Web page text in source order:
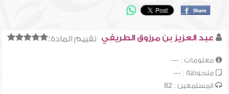
تقييم المادة: عبد العزيز بن مرزوق الطريفي
معلومات : ---
ملحوظة : ---
المستمعين : 82